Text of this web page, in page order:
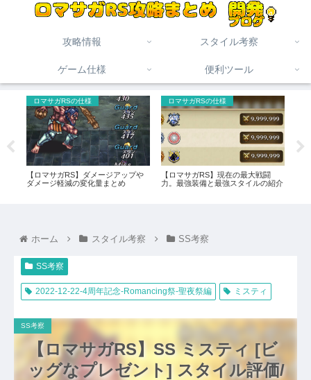
攻略情報 スタイル考察
ゲーム仕様 便利ツール
ロマサガRSの仕様
【ロマサガRS】ダメージアップや
ダメージ軽減の変化量まとめ
ロマサガRSの仕様
【ロマサガRS】現在の最大戦闘
力。最強装備と最強スタイルの紹介
ホーム スタイル考察 SS考察
SS考察
2022-12-22-4周年記念-Romancing祭-聖夜祭編 ミスティ
【ロマサガRS】SS ミスティ [ビ
ッグなプレゼント] スタイル評価/
SS考察